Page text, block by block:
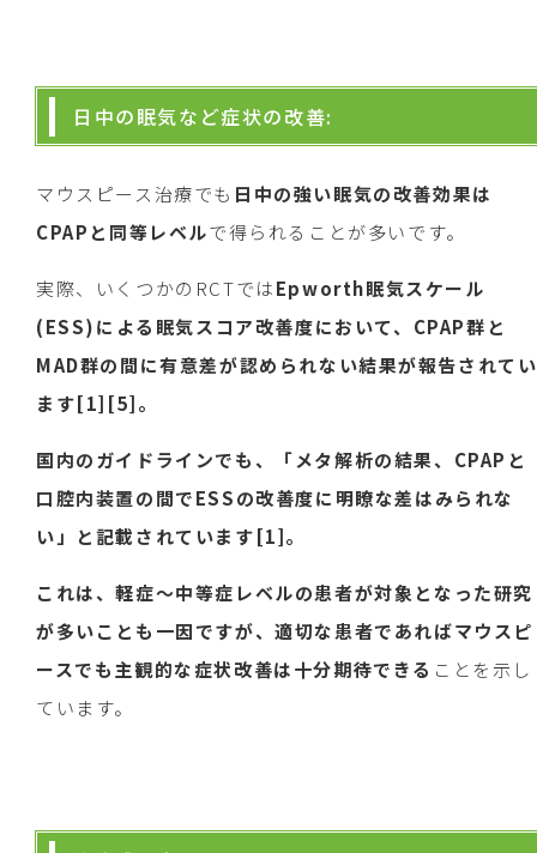
日中の眠気など症状の改善:
マウスピース治療でも 日中の強い眠気の改善効果は
CPAPと同等レベルで得られることが多いです。
実際、いくつかのRCTではEpworth眠気スケール
(ESS)による眠気スコア改善度において、CPAP群と
MAD群の間に有意差が認められない結果が報告されてい
ます[1][5]。
国内のガイドラインでも、「メタ解析の結果、CPAPと
口腔内装置の間でESSの改善度に明瞭な差はみられな
い」と記載されています[1]。
これは、軽症〜中等症レベルの患者が対象となった研究
が多いことも一因ですが、適切な患者であればマウスピ
ースでも主観的な症状改善は十分期待できる ことを示し
ています。